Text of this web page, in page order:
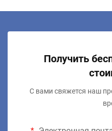
Получить
С вами свяжется наш